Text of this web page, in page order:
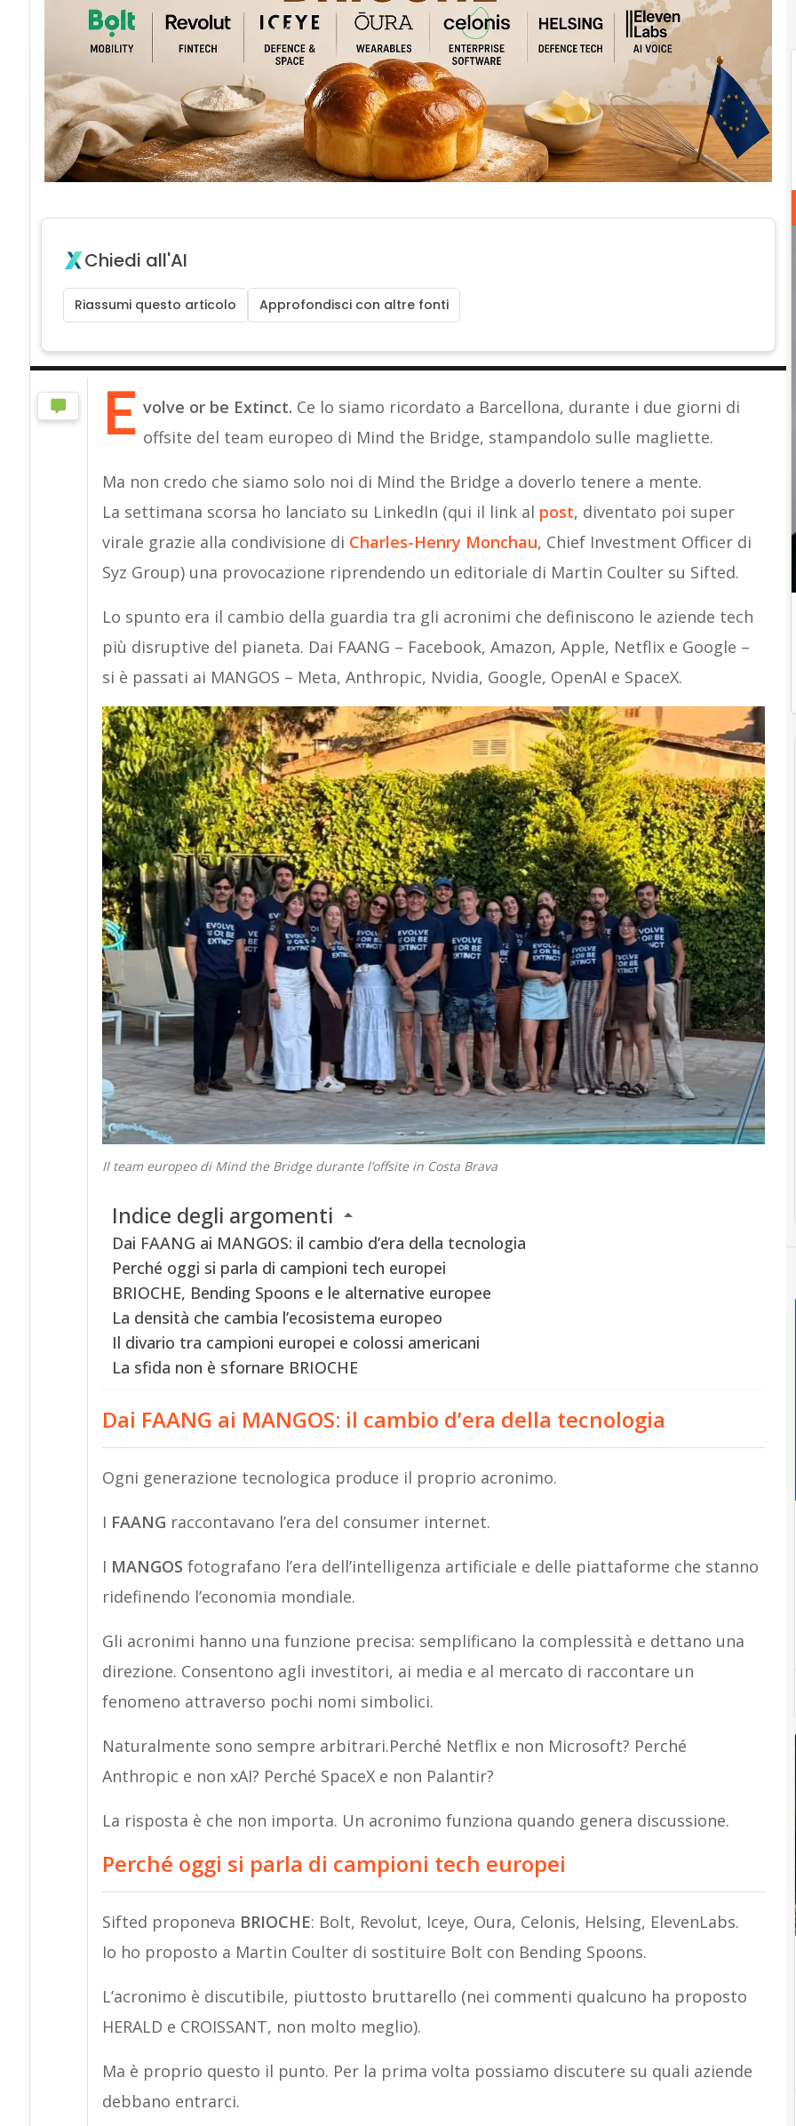
Chiedi all'AI
Riassumi questo articolo Approfondisci con altre fonti
E volve or be Extinct. Ce lo siamo ricordato a Barcellona, durante i due giorni di
offsite del team europeo di Mind the Bridge, stampandolo sulle magliette.
Ma non credo che siamo solo noi di Mind the Bridge a doverlo tenere a mente.
La settimana scorsa ho lanciato su LinkedIn (qui il link al post, diventato poi super
virale grazie alla condivisione di Charles-Henry Monchau, Chief Investment Officer di
Syz Group) una provocazione riprendendo un editoriale di Martin Coulter su Sifted.
Lo spunto era il cambio della guardia tra gli acronimi che definiscono le aziende tech
più disruptive del pianeta. Dai FAANG – Facebook, Amazon, Apple, Netflix e Google –
si è passati ai MANGOS – Meta, Anthropic, Nvidia, Google, OpenAI e SpaceX.
Il team europeo di Mind the Bridge durante l’offsite in Costa Brava
Indice degli argomenti
Dai FAANG ai MANGOS: il cambio d’era della tecnologia
Perché oggi si parla di campioni tech europei
BRIOCHE, Bending Spoons e le alternative europee
La densità che cambia l’ecosistema europeo
Il divario tra campioni europei e colossi americani
La sfida non è sfornare BRIOCHE
Dai FAANG ai MANGOS: il cambio d’era della tecnologia
Ogni generazione tecnologica produce il proprio acronimo.
I FAANG raccontavano l’era del consumer internet.
I MANGOS fotografano l’era dell’intelligenza artificiale e delle piattaforme che stanno
ridefinendo l’economia mondiale.
Gli acronimi hanno una funzione precisa: semplificano la complessità e dettano una
direzione. Consentono agli investitori, ai media e al mercato di raccontare un
fenomeno attraverso pochi nomi simbolici.
Naturalmente sono sempre arbitrari.Perché Netflix e non Microsoft? Perché
Anthropic e non xAI? Perché SpaceX e non Palantir?
La risposta è che non importa. Un acronimo funziona quando genera discussione.
Perché oggi si parla di campioni tech europei
Sifted proponeva BRIOCHE: Bolt, Revolut, Iceye, Oura, Celonis, Helsing, ElevenLabs.
Io ho proposto a Martin Coulter di sostituire Bolt con Bending Spoons.
L’acronimo è discutibile, piuttosto bruttarello (nei commenti qualcuno ha proposto
HERALD e CROISSANT, non molto meglio).
Ma è proprio questo il punto. Per la prima volta possiamo discutere su quali aziende
debbano entrarci.